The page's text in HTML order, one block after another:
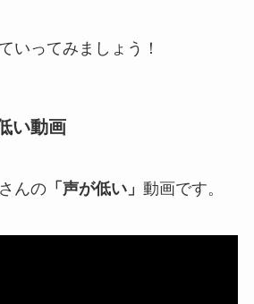
いってみましょう！
い動画
んの「声が低い」 動画です。